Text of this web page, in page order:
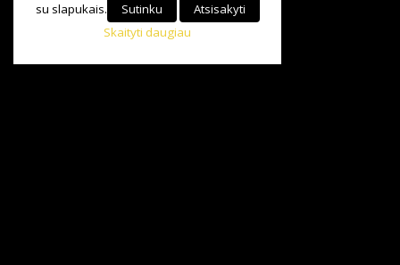
su slapukais.
Sutinku
Atsisakyti
Skaityti daugiau